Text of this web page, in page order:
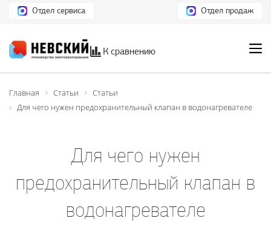
Отдел сервиса
Отдел продаж
К сравнению
Главная Статьи
Статьи
Для чего нужен предохранительный клапан в водонагревателе
Для чего нужен
предохранительный клапан в
водонагревателе